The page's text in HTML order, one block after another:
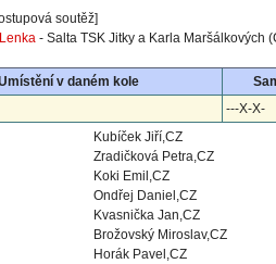
soutěž]
- Salta TSK Jitky a Karla Maršálkových
v daném kole
---X-X-
Kubíček Jiří,CZ
Zradičková Petra,CZ
Koki Emil,CZ
Ondřej Daniel,CZ
Kvasnička Jan,CZ
Brožovský Miroslav,CZ
Horák Pavel,CZ